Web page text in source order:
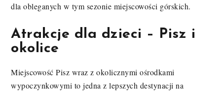
dla obleganych w tym sezonie miejscowości górskich.
Atrakcje dla dzieci – Pisz i
okolice
Miejscowość Pisz wraz z okolicznymi ośrodkami
wypoczynkowymi to jedna z lepszych destynacji na